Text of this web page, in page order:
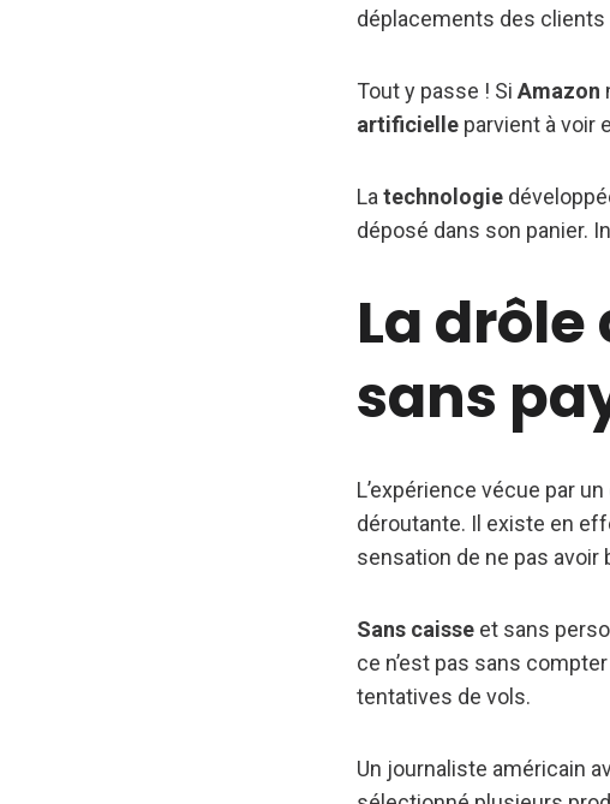
déplacements des clients
Tout y passe ! Si Amazon
artificielle parvient à voir
La technologie
déposé dans son panier.
La
sans
L’expérience vécue par
déroutante. Il existe en
sensation de ne pas avoir
Sans caisse et sans
ce n’est pas sans
tentatives de vols.
Un journaliste américain